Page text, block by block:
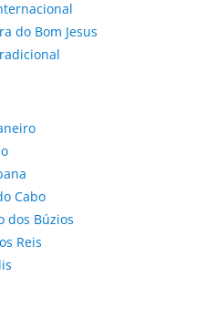
do Bom Jesus
Cabo
dos Búzios
Reis